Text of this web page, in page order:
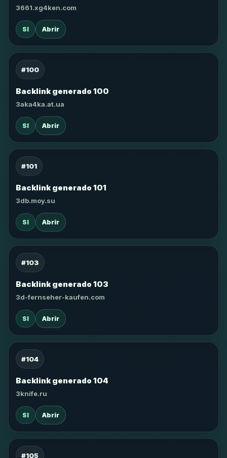
3661.xg4ken.com
SI Abrir
#100
Backlink generado 100
3aka4ka.at.ua
SI Abrir
#101
Backlink generado 101
3db.moy.su
SI Abrir
#103
Backlink generado 103
3d-fernseher-kaufen.com
SI Abrir
#104
Backlink generado 104
3knife.ru
SI Abrir
#105